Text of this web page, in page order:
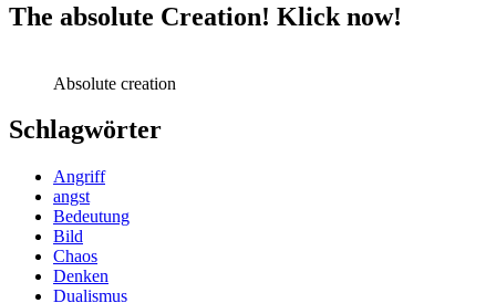
The absolute Creation! Klick now!
Absolute creation
Schlagwörter
Angriff
angst
Bedeutung
Bild
Chaos
Denken
Dualismus